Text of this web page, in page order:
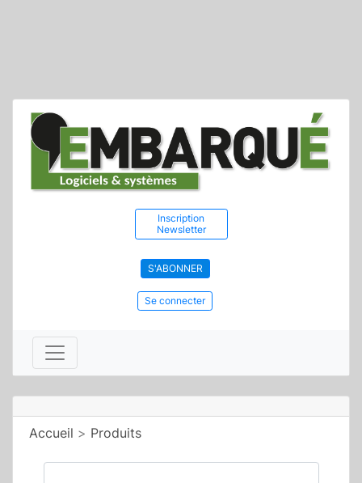
Inscription
Newsletter
S'ABONNER
Se connecter
Accueil > Produits